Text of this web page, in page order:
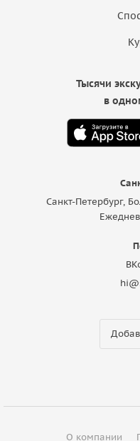
Санкт-Петербург,
Тысячи
в
О компании